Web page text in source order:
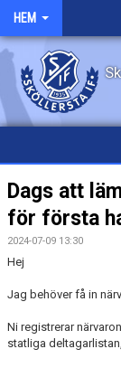
HEM
HEM
NYHETER
OM KLUBBEN
KONTAKT
Dags att
för första
2024-07-09 13:30
Hej
Jag behöver få in
Ni registrerar
statliga